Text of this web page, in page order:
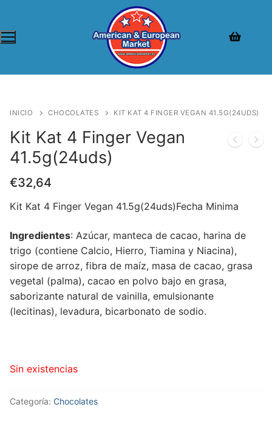
INICIO CHOCOLATES KIT KAT 4 FINGER VEGAN 41.5G(24UDS)
Kit Kat 4 Finger Vegan
41.5g(24uds)
€32,64
Kit Kat 4 Finger Vegan 41.5g(24uds)Fecha Minima
Ingredientes: Azúcar, manteca de cacao, harina de
trigo (contiene Calcio, Hierro, Tiamina y Niacina),
sirope de arroz, fibra de maíz, masa de cacao, grasa
vegetal (palma), cacao en polvo bajo en grasa,
saborizante natural de vainilla, emulsionante
(lecitinas), levadura, bicarbonato de sodio.
Sin existencias
Categoría: Chocolates